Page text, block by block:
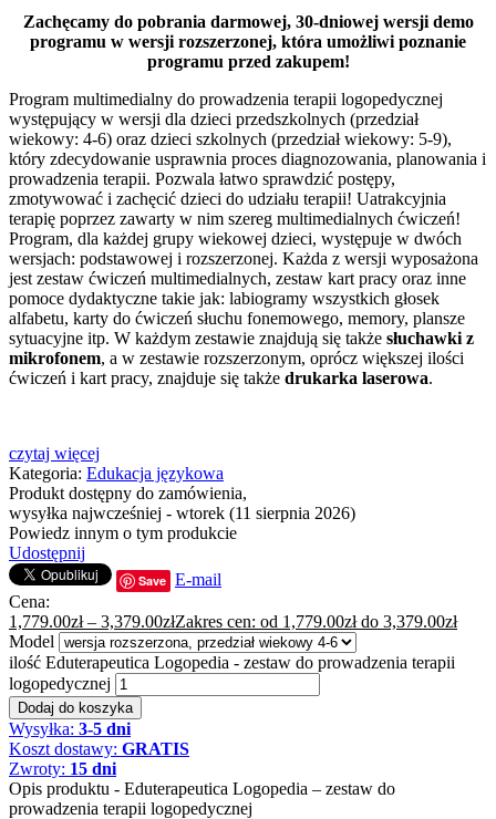
Zachęcamy do pobrania darmowej, 30-dniowej wersji demo
programu w wersji rozszerzonej, która umożliwi poznanie
programu przed zakupem!
Program multimedialny do prowadzenia terapii logopedycznej
występujący w wersji dla dzieci przedszkolnych (przedział
wiekowy: 4-6) oraz dzieci szkolnych (przedział wiekowy: 5-9),
który zdecydowanie usprawnia proces diagnozowania, planowania i
prowadzenia terapii. Pozwala łatwo sprawdzić postępy,
zmotywować i zachęcić dzieci do udziału terapii! Uatrakcyjnia
terapię poprzez zawarty w nim szereg multimedialnych ćwiczeń!
Program, dla każdej grupy wiekowej dzieci, występuje w dwóch
wersjach: podstawowej i rozszerzonej. Każda z wersji wyposażona
jest zestaw ćwiczeń multimedialnych, zestaw kart pracy oraz inne
pomoce dydaktyczne takie jak: labiogramy wszystkich głosek
alfabetu, karty do ćwiczeń słuchu fonemowego, memory, plansze
sytuacyjne itp. W każdym zestawie znajdują się także słuchawki z
mikrofonem, a w zestawie rozszerzonym, oprócz większej ilości
ćwiczeń i kart pracy, znajduje się także drukarka laserowa.
czytaj więcej
Kategoria: Edukacja językowa
Produkt dostępny do zamówienia,
wysyłka najwcześniej - wtorek (11 sierpnia 2026)
Powiedz innym o tym produkcie
Udostępnij
Save E-mail
Cena:
1,779.00zł – 3,379.00złZakres cen: od 1,779.00zł do 3,379.00zł
Model
ilość Eduterapeutica Logopedia - zestaw do prowadzenia terapii
logopedycznej
Dodaj do koszyka
Wysyłka: 3-5 dni
Koszt dostawy: GRATIS
Zwroty: 15 dni
Opis produktu - Eduterapeutica Logopedia – zestaw do
prowadzenia terapii logopedycznej